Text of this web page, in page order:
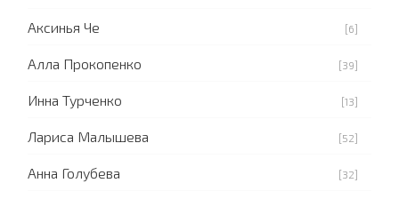
Аксинья Че [6]
Алла Прокопенко [39]
Инна Турченко [13]
Лариса Малышева [52]
Анна Голубева [32]